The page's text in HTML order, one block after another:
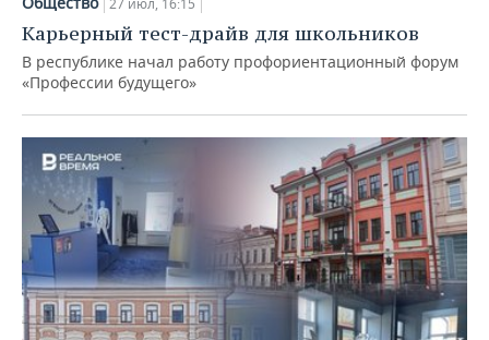
Карьерный тест-драйв для школьников
В республике начал работу профориентационный форум
«Профессии будущего»